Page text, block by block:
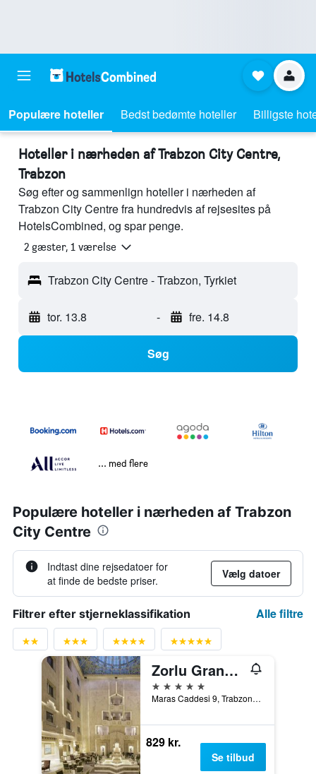
Populære hoteller Bedst bedømte hoteller Billigste
Hoteller i nærheden af Trabzon City Centre,
Trabzon
Søg efter og sammenlign hoteller i nærheden af
Trabzon City Centre fra hundredvis af rejsesites på
HotelsCombined, og spar penge.
2 gæster, 1 værelse
Trabzon City Centre - Trabzon, Tyrkiet
tor. 13.8 - fre. 14.8
Søg
... med flere
Populære hoteller i nærheden af Trabzon
City Centre
Indtast dine rejsedatoer for
at finde de bedste priser.
Vælg datoer
Filtrer efter stjerneklassifikation Alle filtre
Zorlu Grand Hotel Trabzon
5 stjerner
Maras Caddesi 9, Trabzon, Tyrkiet
829 kr.
Se tilbud